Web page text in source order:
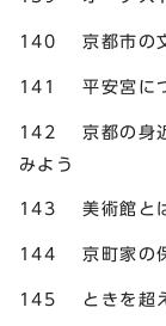
140 京都市の文
141 平安宮に
142 京都の身近
みよう
143 美術館と
144 京町家の
145 ときを超え